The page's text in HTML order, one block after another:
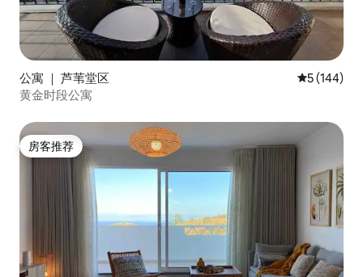
公寓 ｜ 芦苇堂区 平均评分 5
5 (144)
黄金时段公寓
房客推荐
房客推荐